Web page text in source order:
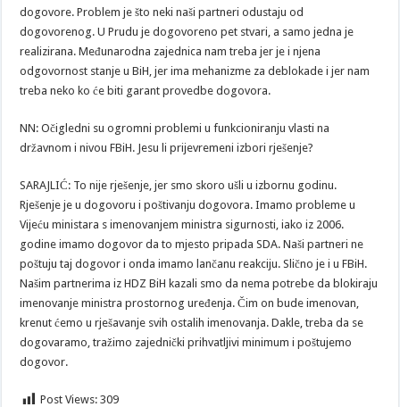
dogovore. Problem je što neki naši partneri odustaju od
dogovorenog. U Prudu je dogovoreno pet stvari, a samo jedna je
realizirana. Međunarodna zajednica nam treba jer je i njena
odgovornost stanje u BiH, jer ima mehanizme za deblokade i jer nam
treba neko ko će biti garant provedbe dogovora.
NN: Očigledni su ogromni problemi u funkcioniranju vlasti na
državnom i nivou FBiH. Jesu li prijevremeni izbori rješenje?
SARAJLIĆ: To nije rješenje, jer smo skoro ušli u izbornu godinu.
Rješenje je u dogovoru i poštivanju dogovora. Imamo probleme u
Vijeću ministara s imenovanjem ministra sigurnosti, iako iz 2006.
godine imamo dogovor da to mjesto pripada SDA. Naši partneri ne
poštuju taj dogovor i onda imamo lančanu reakciju. Slično je i u FBiH.
Našim partnerima iz HDZ BiH kazali smo da nema potrebe da blokiraju
imenovanje ministra prostornog uređenja. Čim on bude imenovan,
krenut ćemo u rješavanje svih ostalih imenovanja. Dakle, treba da se
dogovaramo, tražimo zajednički prihvatljivi minimum i poštujemo
dogovor.
Post Views: 309